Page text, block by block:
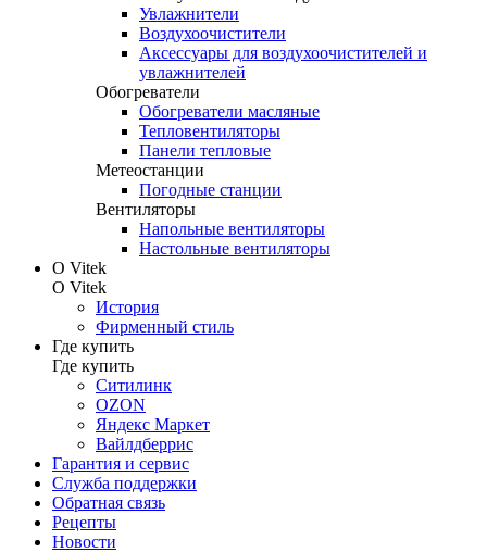
Увлажнители
Воздухоочистители
Аксессуары для воздухоочистителей и
увлажнителей
Обогреватели
Обогреватели масляные
Тепловентиляторы
Панели тепловые
Метеостанции
Погодные станции
Вентиляторы
Напольные вентиляторы
Настольные вентиляторы
О Vitek
О Vitek
История
Фирменный стиль
Где купить
Где купить
Ситилинк
OZON
Яндекс Маркет
Вайлдберрис
Гарантия и сервис
Служба поддержки
Обратная связь
Рецепты
Новости